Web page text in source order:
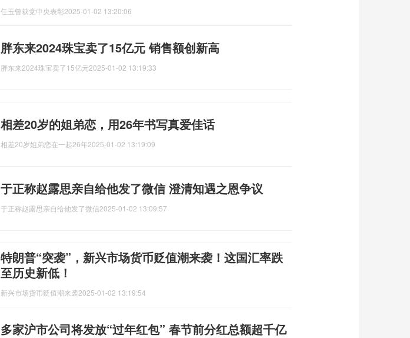
任玉曾获党中央表彰2025-01-02 13:20:06
胖东来2024珠宝卖了15亿元 销售额创新高
胖东来2024珠宝卖了15亿元2025-01-02 13:19:33
相差20岁的姐弟恋，用26年书写真爱佳话
相差20岁姐弟恋在一起26年2025-01-02 13:19:09
于正称赵露思亲自给他发了微信 澄清知遇之恩争议
于正称赵露思亲自给他发了微信2025-01-02 13:09:57
特朗普“突袭”，新兴市场货币贬值潮来袭！这国汇率跌
至历史新低！
新兴市场货币贬值潮来袭2025-01-02 13:19:54
多家沪市公司将发放“过年红包” 春节前分红总额超千亿